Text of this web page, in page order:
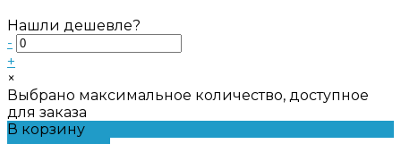
Нашли дешевле?
-
+
×
Выбрано максимальное количество, доступное
для заказа
В корзину